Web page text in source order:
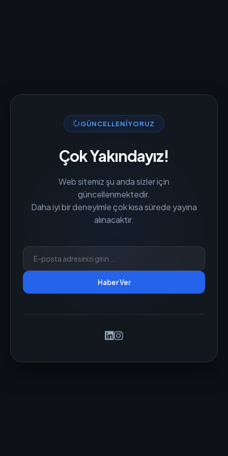
GÜNCELLENIYORUZ
Çok Yakındayız!
Web sitemiz şu anda sizler için
güncellenmektedir.
Daha iyi bir deneyimle çok kısa sürede yayına
alınacaktır.
Haber Ver